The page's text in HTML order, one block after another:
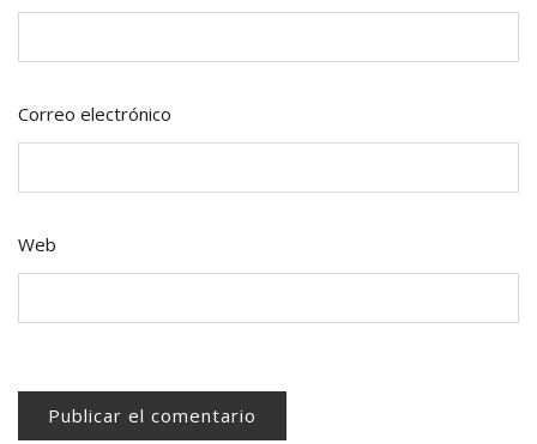
Correo electrónico
Web